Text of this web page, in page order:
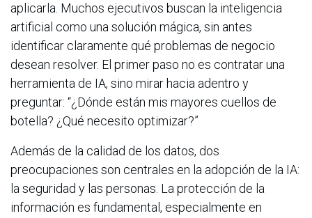
aplicarla. Muchos ejecutivos buscan la inteligencia
artificial como una solución mágica, sin antes
identificar claramente qué problemas de negocio
desean resolver. El primer paso no es contratar una
herramienta de IA, sino mirar hacia adentro y
preguntar: “¿Dónde están mis mayores cuellos de
botella? ¿Qué necesito optimizar?”
Además de la calidad de los datos, dos
preocupaciones son centrales en la adopción de la IA:
la seguridad y las personas. La protección de la
información es fundamental, especialmente en